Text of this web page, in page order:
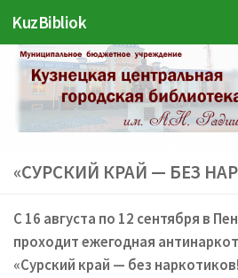
Перейти к содержимому
KuzBibliok
«СУРСКИЙ КРАЙ — БЕЗ
С 16 августа по 12 сентября в
проходит ежегодная
«Сурский край — без